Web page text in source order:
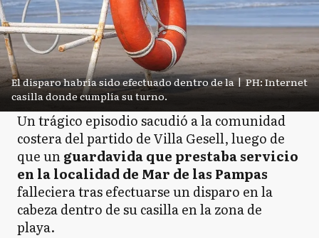
El disparo habría sido efectuado dentro de la
casilla donde cumplía su turno.
| PH: Internet
Un trágico episodio sacudió a la comunidad
costera del partido de Villa Gesell, luego de
que unguardavida que prestaba servicio
en la localidad de Mar de las Pampas
falleciera tras efectuarse un disparo en la
cabeza dentro de su casilla en la zona de
playa.